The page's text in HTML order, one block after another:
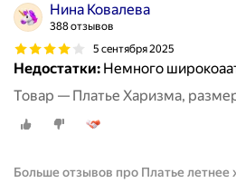
Нина Ковалева
388 отзывов
5 сентября 2025
Недостатки: Немного
Товар — Платье
Больше отзывов про Платье летнее